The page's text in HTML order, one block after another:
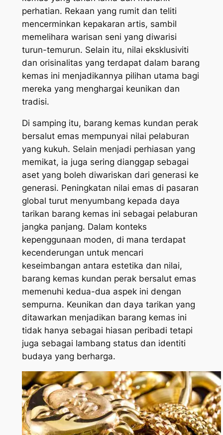
perhatian. Rekaan yang rumit dan teliti
mencerminkan kepakaran artis, sambil
memelihara warisan seni yang diwarisi
turun-temurun. Selain itu, nilai eksklusiviti
dan orisinalitas yang terdapat dalam barang
kemas ini menjadikannya pilihan utama bagi
mereka yang menghargai keunikan dan
tradisi.
Di samping itu, barang kemas kundan perak
bersalut emas mempunyai nilai pelaburan
yang kukuh. Selain menjadi perhiasan yang
memikat, ia juga sering dianggap sebagai
aset yang boleh diwariskan dari generasi ke
generasi. Peningkatan nilai emas di pasaran
global turut menyumbang kepada daya
tarikan barang kemas ini sebagai pelaburan
jangka panjang. Dalam konteks
kepenggunaan moden, di mana terdapat
kecenderungan untuk mencari
keseimbangan antara estetika dan nilai,
barang kemas kundan perak bersalut emas
memenuhi kedua-dua aspek ini dengan
sempurna. Keunikan dan daya tarikan yang
ditawarkan menjadikan barang kemas ini
tidak hanya sebagai hiasan peribadi tetapi
juga sebagai lambang status dan identiti
budaya yang berharga.